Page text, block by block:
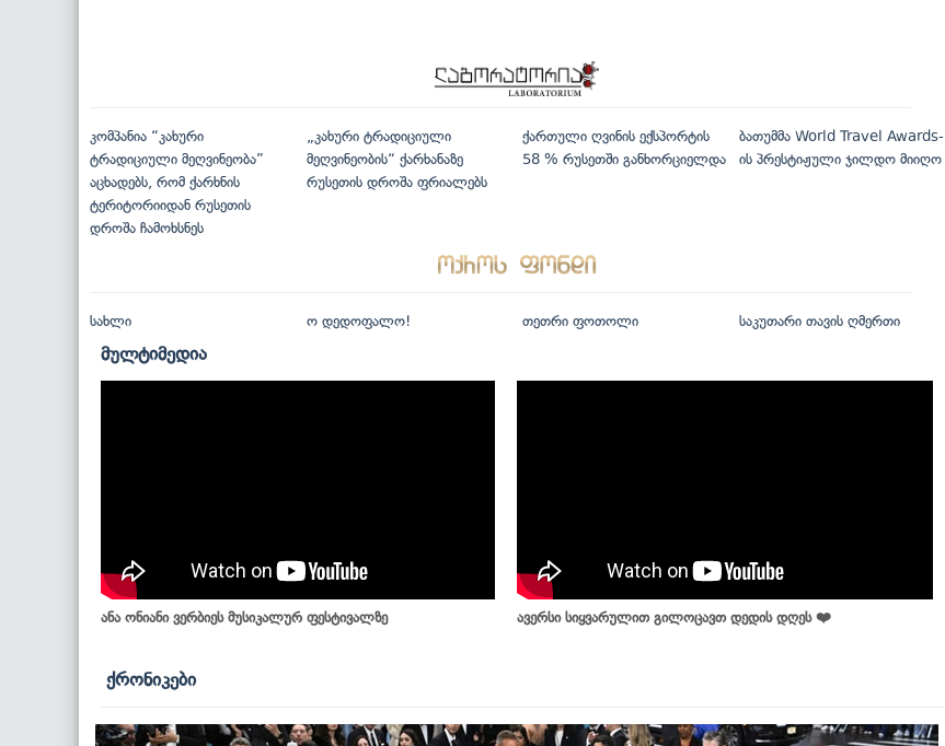
კომპანია “კახური
ტრადიციული მეღვინეობა”
აცხადებს, რომ ქარხნის
ტერიტორიიდან რუსეთის
დროშა ჩამოხსნეს
„კახური ტრადიციული
მეღვინეობის“ ქარხანაზე
რუსეთის დროშა ფრიალებს
ქართული ღვინის ექსპორტის
58 % რუსეთში განხორციელდა
ბათუმმა World Travel Awards-
ის პრესტიჟული ჯილდო მიიღო
სახლი ო დედოფალო! თეთრი ფოთოლი საკუთარი თავის ღმერთი
მულტიმედია
ანა ონიანი ვერბიეს მუსიკალურ ფესტივალზე ავერსი სიყვარულით გილოცავთ დედის დღეს ❤️
ქრონიკები